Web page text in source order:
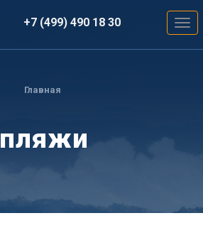
+7 (499) 490 18 30
Главная
пляжи